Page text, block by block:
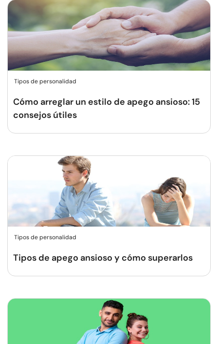
Tipos de personalidad
Cómo arreglar un estilo de apego ansioso: 15
consejos útiles
Tipos de personalidad
Tipos de apego ansioso y cómo superarlos